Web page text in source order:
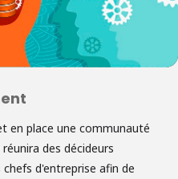
en place une communauté
des décideurs
d'entreprise afin de